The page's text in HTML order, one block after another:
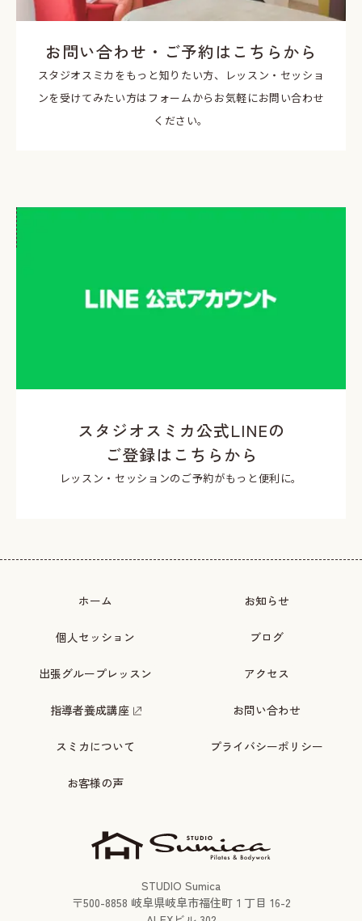
お問い合わせ・ご予約はこちらから
スタジオスミカをもっと知りたい方、レッスン・セッショ
ンを受けてみたい方はフォームからお気軽にお問い合わせ
ください。
スタジオスミカ公式LINEの
ご登録はこちらから
レッスン・セッションのご予約がもっと便利に。
ホーム
個人セッション
出張グループレッスン
指導者養成講座
スミカについて
お客様の声
お知らせ
ブログ
アクセス
お問い合わせ
プライバシーポリシー
STUDIO Sumica
〒500-8858 岐阜県岐阜市福住町１丁目 16-2